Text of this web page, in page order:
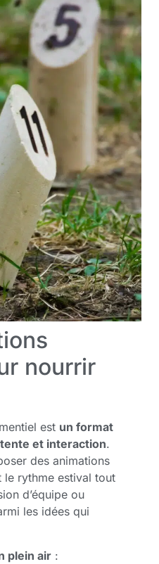
nourrir
est un format
et interaction.
des animations
le rythme estival tout
d’équipe ou
les idées qui
plein air: